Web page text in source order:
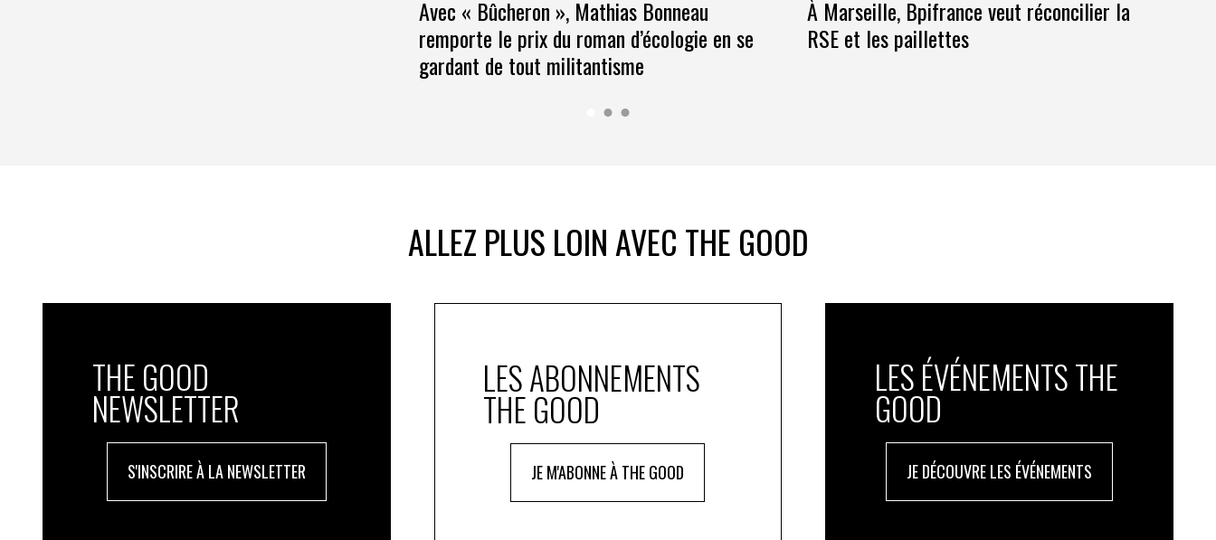
Avec « Bûcheron », Mathias Bonneau
remporte le prix du roman d’écologie en se
gardant de tout militantisme
À Marseille, Bpifrance veut réconcilier la
RSE et les paillettes
ALLEZ PLUS LOIN AVEC THE GOOD
THE GOOD
NEWSLETTER
S'INSCRIRE À LA NEWSLETTER
LES ABONNEMENTS
THE GOOD
JE M'ABONNE À THE GOOD
LES ÉVÉNEMENTS THE
GOOD
JE DÉCOUVRE LES ÉVÉNEMENTS